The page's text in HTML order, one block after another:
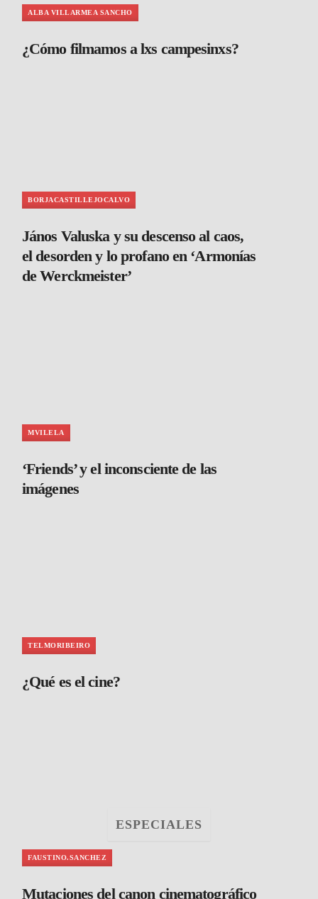
ALBA VILLARMEA SANCHO
¿Cómo filmamos a lxs campesinxs?
BORJACASTILLEJOCALVO
János Valuska y su descenso al caos,
el desorden y lo profano en ‘Armonías
de Werckmeister’
MVILELA
‘Friends’ y el inconsciente de las
imágenes
TELMORIBEIRO
¿Qué es el cine?
ESPECIALES
FAUSTINO.SANCHEZ
Mutaciones del canon cinematográfico